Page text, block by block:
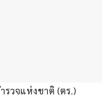
รวจแห่งชาติ (ตร.)